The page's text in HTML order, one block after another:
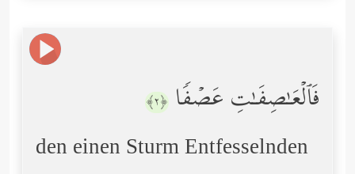
فَٱلۡعَـٰصِفَـٰتِ عَصۡفࣰا ﴿٢﴾
den einen Sturm Entfesselnden